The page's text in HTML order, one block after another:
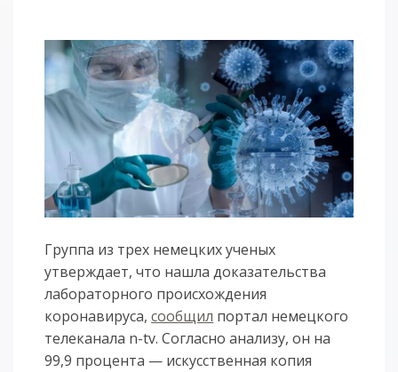
Группа из трех немецких ученых
утверждает, что нашла доказательства
лабораторного происхождения
коронавируса,сообщил портал немецкого
телеканала n-tv. Согласно анализу, он на
99,9 процента — искусственная копия